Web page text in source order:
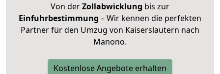
Von derZollabwicklung bis zur
Einfuhrbestimmung – Wir kennen die perfekten
Partner für den Umzug von Kaiserslautern nach
Manono.
Kostenlose Angebote erhalten